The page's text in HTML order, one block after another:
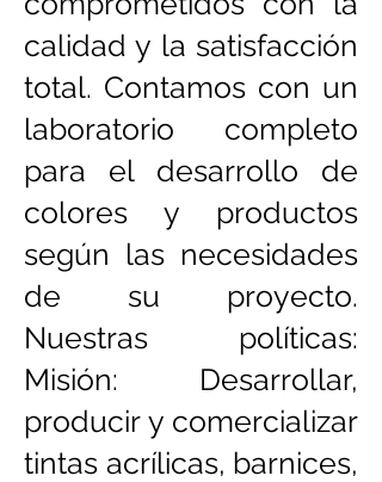
calidad y la satisfacción
total. Contamos con un
laboratorio completo
para el desarrollo de
colores y productos
según las necesidades
de su proyecto.
Nuestras políticas:
Misión: Desarrollar,
producir y comercializar
tintas acrílicas, barnices,